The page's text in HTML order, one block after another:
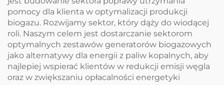
pomocy dla klienta w optymalizacji produkcji
biogazu. Rozwijamy sektor, który dąży do wiodącej
roli. Naszym celem jest dostarczanie sektorom
optymalnych zestawów generatorów biogazowych
jako alternatywy dla energii z paliw kopalnych, aby
najlepiej wspierać klientów w redukcji emisji węgla
oraz w zwiększaniu opłacalności energetyki